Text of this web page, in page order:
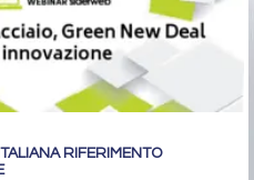
RIFERIMENTO